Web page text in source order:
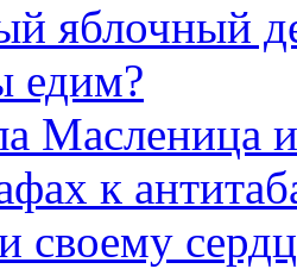
яблочный
едим?
Масленица
к
своему